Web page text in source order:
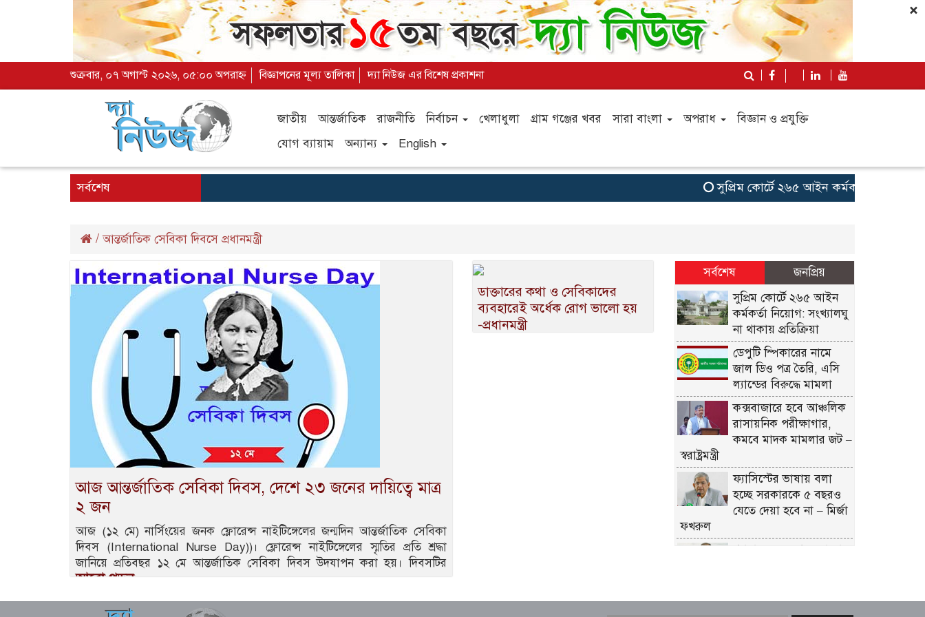
×
শুক্রবার, ০৭ অগাস্ট ২০২৬, ০৫:০০ অপরাহ্ন বিজ্ঞাপনের মূল্য তালিকা দ্যা নিউজ এর বিশেষ প্রকাশনা
জাতীয় আন্তর্জাতিক রাজনীতি নির্বাচন খেলাধুলা গ্রাম গঞ্জের খবর সারা বাংলা অপরাধ
বিজ্ঞান ও প্রযুক্তি
যোগ ব্যায়াম
অন্যান্য English
সর্বশেষ সুপ্রিম কোর্টে ২৬৫ আইন কর্মকর্তা নিয়োগ:
/আন্তর্জাতিক সেবিকা দিবসে প্রধানমন্ত্রী
আজ আন্তর্জাতিক সেবিকা দিবস, দেশে ২৩ জনের দায়িত্বে মাত্র
২ জন
আজ (১২ মে) নার্সিংয়ের জনক ফ্লোরেন্স নাইটিঙ্গেলের জন্মদিন আন্তর্জাতিক সেবিকা
দিবস (International Nurse Day))। ফ্লোরেন্স নাইটিঙ্গেলের স্মৃতির প্রতি শ্রদ্ধা
জানিয়ে প্রতিবছর ১২ মে আন্তর্জাতিক সেবিকা দিবস উদযাপন করা হয়। দিবসটির
আরো পড়ুন..
ডাক্তারের কথা ও সেবিকাদের
ব্যবহারেই অর্ধেক রোগ ভালো হয়
-প্রধানমন্ত্রী
সর্বশেষ
জনপ্রিয়
সুপ্রিম কোর্টে ২৬৫ আইন
কর্মকর্তা নিয়োগ: সংখ্যালঘু
না থাকায় প্রতিক্রিয়া
ডেপুটি স্পিকারের নামে
জাল ডিও পত্র তৈরি, এসি
ল্যান্ডের বিরুদ্ধে মামলা
কক্সবাজারে হবে আঞ্চলিক
রাসায়নিক পরীক্ষাগার,
কমবে মাদক মামলার জট –
স্বরাষ্ট্রমন্ত্রী
ফ্যাসিস্টের ভাষায় বলা
হচ্ছে সরকারকে ৫ বছরও
যেতে দেয়া হবে না – মির্জা
ফখরুল
গণমাধ্যমের ওপর কোনো
বিএনপির নারী এমপিকে